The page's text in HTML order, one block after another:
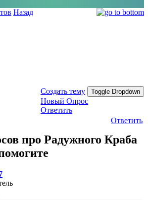
Назад
Создать тему Toggle Dropdown
Новый Опрос
Ответить
Ответить
про Радужного Краба